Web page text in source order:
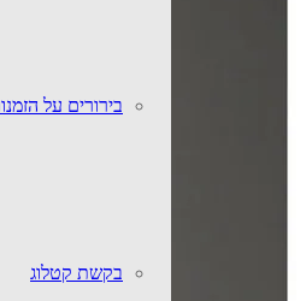
בירורים על
בקשת קטלוג